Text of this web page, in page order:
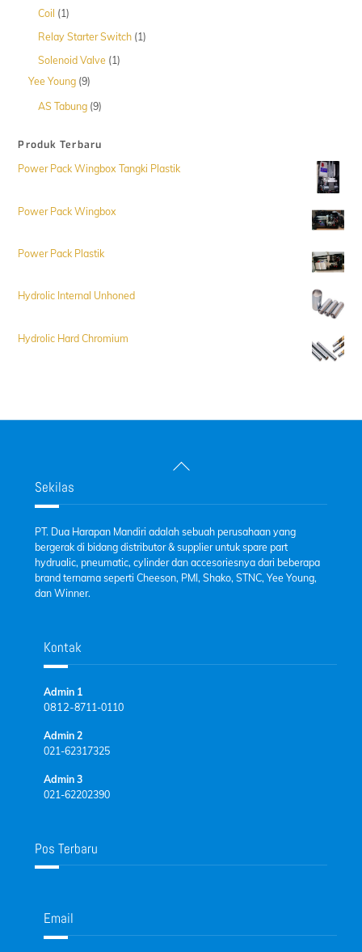
Coil 11
Relay Starter Switch 11
Solenoid Valve 11
Yee Young 99
AS Tabung 99
Produk Terbaru
Power Pack Wingbox Tangki Plastik
Power Pack Wingbox
Power Pack Plastik
Hydrolic Internal Unhoned
Hydrolic Hard Chromium
Back
To
Sekilas
PT. Dua Harapan Mandiri adalah sebuah perusahaan yang
bergerak di bidang distributor & supplier untuk spare part
hydrualic, pneumatic, cylinder dan accesoriesnya dari beberapa
brand ternama seperti Cheeson, PMI, Shako, STNC, Yee Young,
dan Winner.
Kontak
Admin 1
0812-8711-0110
Admin 2
021-62317325
Admin 3
021-62202390
Pos Terbaru
Email